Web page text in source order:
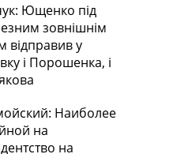
Ющенко під
зовнішнім
відправив у
і Порошенка, і
Наиболее
на
на